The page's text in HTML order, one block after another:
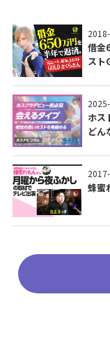
借金
スト
ホス
どん
蜂蜜